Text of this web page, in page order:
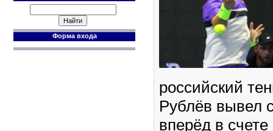
Форма входа
российский
Рублёв вывел
вперёд в